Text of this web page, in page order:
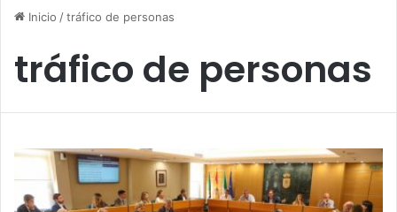
Inicio /tráfico de personas
tráfico de personas